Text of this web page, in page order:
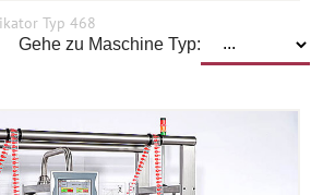
Typ 468
Gehe zu Maschine Typ: